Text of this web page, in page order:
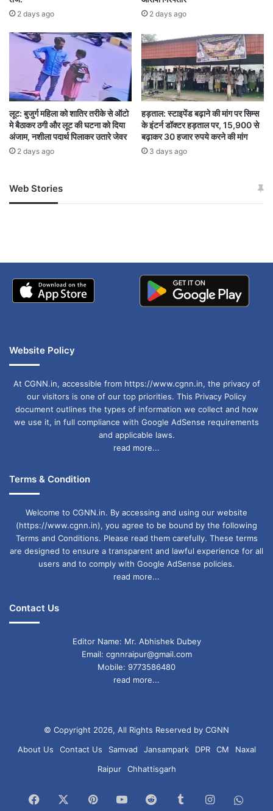
अब जब सुधार की प्रक्रिया चल रही है तो कांग्रेस को
अपने “बेनकाब होने” का डर सता रहा है।
उन्होंने याद दिलाया कि एसआईआर कोई नई प्रक्रिया नहीं है
,कांग्रेस शासनकाल में भी यही प्रक्रिया होती थी, लेकिन
तब भाजपा ने कभी इस पर सवाल नहीं उठाए।
“संविधान का अपमान कर रही कांग्रेस”
डॉ. मिश्रा ने कांग्रेस पर आरोप लगाया कि वह एसआईआर
पर बेवजह सवाल खड़ा कर संवैधानिक प्रावधानों का अपमान
को गुमराह कर रही है और संवैधानिक संस्थाओं पर निराधार
आरोप लगा रही है।
सीमावर्ती क्षेत्रों में भाषा संबंधी दिक्कतों पर उन्होंने कहा कि
निर्वाचन आयोग को इस दिशा में कदम उठाकर समाधान
करना चाहिए, ताकि एसआईआर सही तरीके से पूरा हो और
उसके परिणाम विश्वसनीय मिल सकें।
फैलाना है, जबकि भाजपा निर्वाचन प्रक्रिया को पारदर्शी
Congress is Creating Confusion Over SIR
छत्तीसगढ़
2 days ago 2 days ago
लूट: बुजुर्ग महिला को शातिर तरीके से ऑटो
मे बैठाकर ठगी और लूट की घटना को दिया
अंजाम, नशीला पदार्थ पिलाकर उतारे जेवर
2 days ago
हड़ताल: स्टाइपेंड बढ़ाने की मांग पर सिम्स
के इंटर्न डॉक्टर हड़ताल पर, 15,900 से
बढ़ाकर 30 हजार रुपये करने की मांग
3 days ago
Web Stories
जम्मू-कश्मीर में बारिश से
अपडेट
खाई में धक्का… आरोपियों ने
Website Policy
At CGNN.in, accessible from https://www.cgnn.in, the privacy of
our visitors is one of our top priorities. This Privacy Policy
document outlines the types of information we collect and how
we use it, in full compliance with Google AdSense requirements
and applicable laws.
read more...
Terms & Condition
Welcome to CGNN.in. By accessing and using our website
(https://www.cgnn.in), you agree to be bound by the following
Terms and Conditions. Please read them carefully. These terms
are designed to ensure a transparent and lawful experience for all
users and to comply with Google AdSense policies.
read more...
Contact Us
Editor Name: Mr. Abhishek Dubey
Email: cgnnraipur@gmail.com
Mobile: 9773586480
read more...
© Copyright 2026, All Rights Reserved by CGNN
About Us
Contact Us Samvad Jansampark DPR CM
Naxal
Raipur
Chhattisgarh
Facebook PinterestYouTubeReddit TumblrInstagram